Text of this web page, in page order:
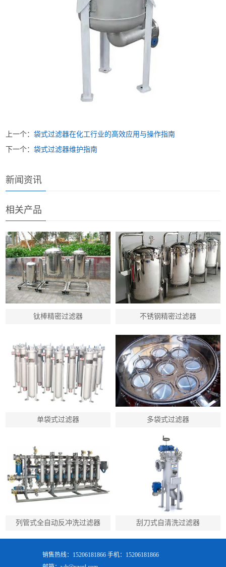
上一个：袋式过滤器在化工行业的高效应用与操作指南
下一个：袋式过滤器维护指南
新闻资讯
相关产品
钛棒精密过滤器 不锈钢精密过滤器
单袋式过滤器 多袋式过滤器
列管式全自动反冲洗过滤器 刮刀式自清洗过滤器
销售热线：15206181866 手机：15206181866